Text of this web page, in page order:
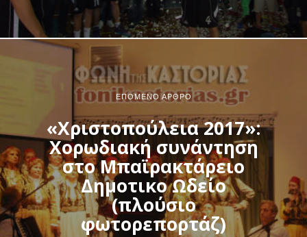
ΕΠΌΜΕΝΟ ΆΡΘΡΟ
«Χριστοπούλεια 2017»:
Χορωδιακή συνάντηση
στο Μπαϊρακτάρειο
Δημοτικο Ωδείο
(πλούσιο
φωτορεπορτάζ)